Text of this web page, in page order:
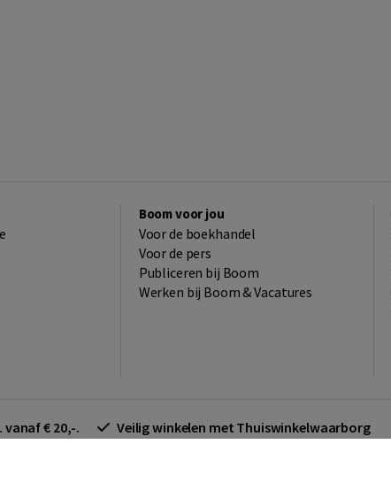
Boom voor jou
Voor de boekhandel
Voor de pers
Publiceren bij Boom
Werken bij Boom & Vacatures
vanaf € 20,-. Veilig winkelen met Thuiswinkelwaarborg